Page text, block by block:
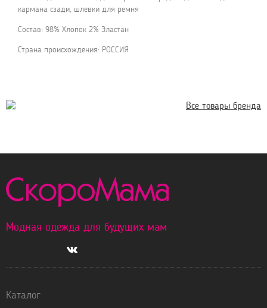
кармана сзади, шлевки для ремня
Состав: 98% Хлопок 2% Эластан
Страна происхождения: РОССИЯ
Все товары бренда
Модная одежда для будущих мам
Каталог